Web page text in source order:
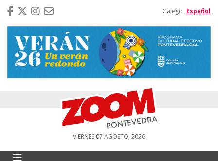
Galego Español
VIERNES 07 AGOSTO, 2026